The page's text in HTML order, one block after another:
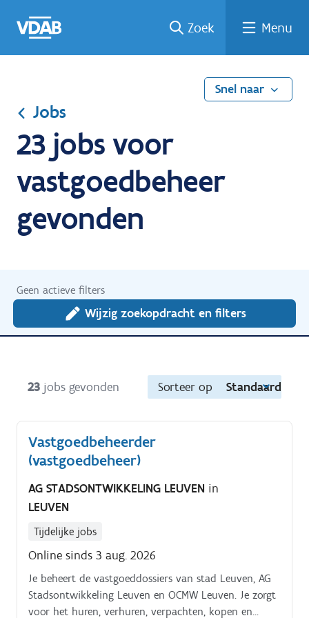
naar
een
een
job
naar
Zoek Menu
Snel naar
Jobs
23 jobs voor
vastgoedbeheer
gevonden
Geen actieve filters
Wijzig zoekopdracht en filters
23 jobs gevonden Sorteer op Standaard
Vastgoedbeheerder
(vastgoedbeheer)
AG STADSONTWIKKELING LEUVEN in
LEUVEN
Tijdelijke jobs
Online sinds 3 aug. 2026
Je beheert de vastgoeddossiers van stad Leuven, AG
Stadsontwikkeling Leuven en OCMW Leuven. Je zorgt
voor het huren, verhuren, verpachten, kopen en